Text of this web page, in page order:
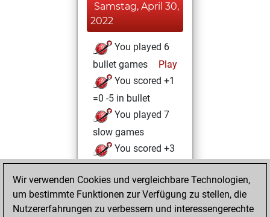
Samstag, April 30,
2022
You played 6
bullet games
Play
You scored +1
=0 -5 in bullet
You played 7
slow games
You scored +3
=0 -4 in slow games
Donnerstag, März
31, 2022
Wir verwenden Cookies und vergleichbare Technologien,
um bestimmte Funktionen zur Verfügung zu stellen, die
Nutzererfahrungen zu verbessern und interessengerechte